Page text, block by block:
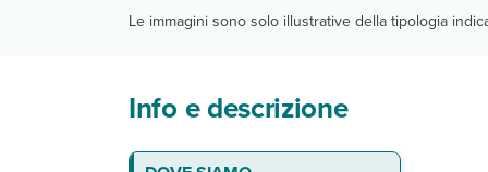
Le immagini sono solo illustrative della tipologia
Info e descrizione